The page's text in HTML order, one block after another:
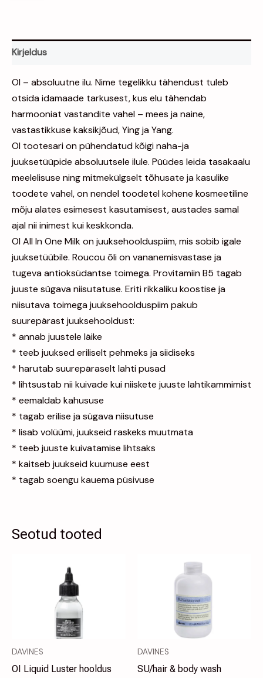
Kirjeldus
OI – absoluutne ilu. Nime tegelikku tähendust tuleb
otsida idamaade tarkusest, kus elu tähendab
harmooniat vastandite vahel – mees ja naine,
vastastikkuse kaksikjõud, Ying ja Yang.
OI tootesari on pühendatud kõigi naha-ja
juuksetüüpide absoluutsele ilule. Püüdes leida tasakaalu
meelelisuse ning mitmekülgselt tõhusate ja kasulike
toodete vahel, on nendel toodetel kohene kosmeetiline
mõju alates esimesest kasutamisest, austades samal
ajal nii inimest kui keskkonda.
OI All In One Milk on juuksehoolduspiim, mis sobib igale
juuksetüübile. Roucou õli on vananemisvastase ja
tugeva antioksüdantse toimega. Provitamiin B5 tagab
juuste sügava niisutatuse. Eriti rikkaliku koostise ja
niisutava toimega juuksehoolduspiim pakub
suurepärast juuksehooldust:
* annab juustele läike
* teeb juuksed eriliselt pehmeks ja siidiseks
* harutab suurepäraselt lahti pusad
* lihtsustab nii kuivade kui niiskete juuste lahtikammimist
* eemaldab kahususe
* tagab erilise ja sügava niisutuse
* lisab volüümi, juukseid raskeks muutmata
* teeb juuste kuivatamise lihtsaks
* kaitseb juukseid kuumuse eest
* tagab soengu kauema püsivuse
Seotud tooted
DAVINES
OI Liquid Luster hooldus
DAVINES
SU/hair & body wash